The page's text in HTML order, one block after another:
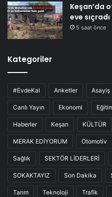
Keşan’da
eve sıçradı
5 saat önce
Kategoriler
#EvdeKal Anketler Asayiş
Canlı Yayın Ekonomi
Haberler Keşan KÜLTÜR
MERAK EDİYORUM Otomotiv
Sağlık SEKTÖR LİDERLERİ
SOKAKTAYIZ Son Dakika
Tarım Teknoloji Trafik